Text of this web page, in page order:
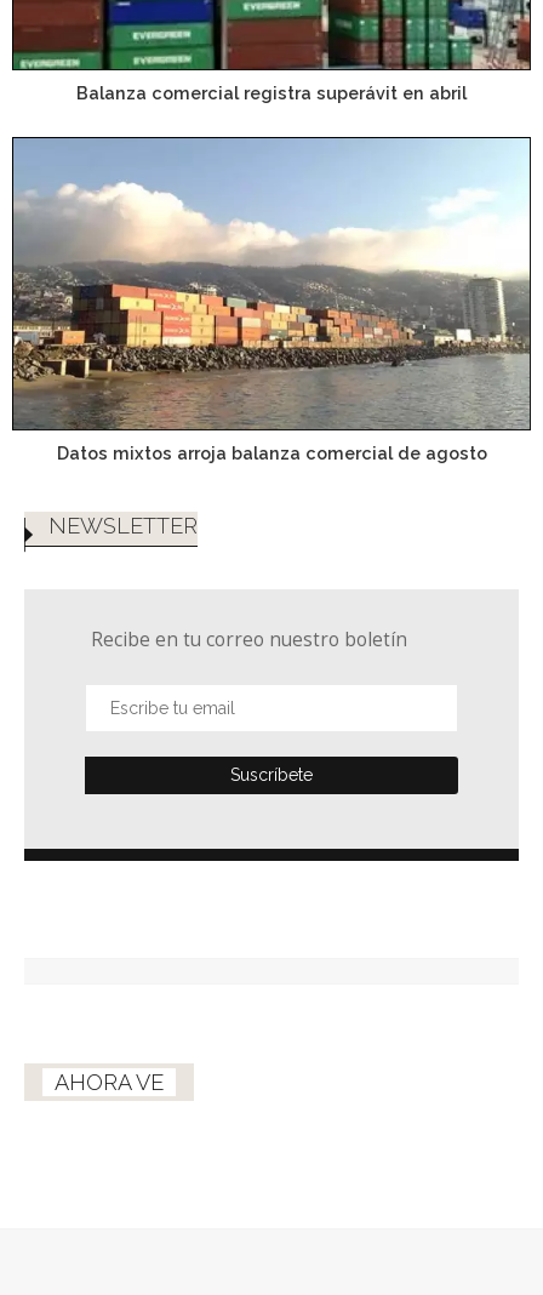
Balanza comercial registra superávit en abril
Datos mixtos arroja balanza comercial de agosto
NEWSLETTER
Recibe en tu correo nuestro boletín
AHORA VE